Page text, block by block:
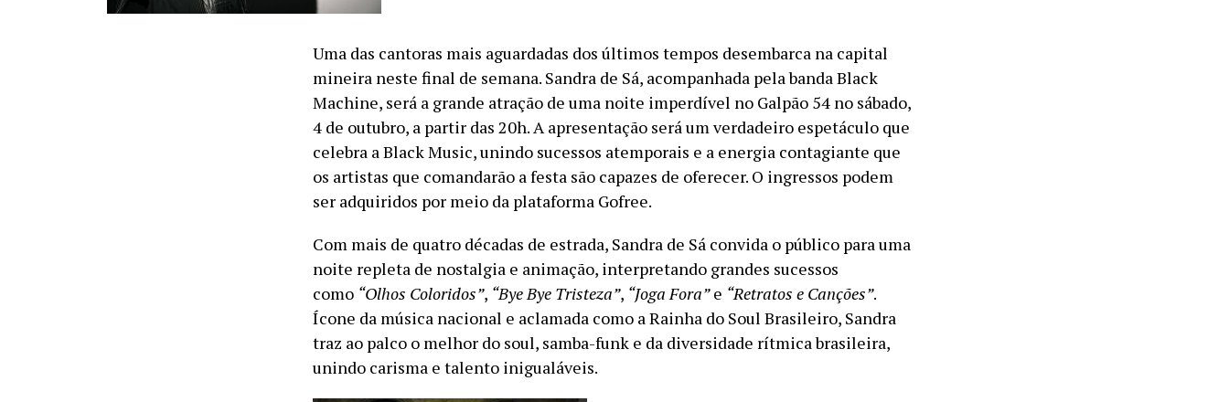
Uma das cantoras mais aguardadas dos últimos tempos desembarca na capital
mineira neste final de semana. Sandra de Sá, acompanhada pela banda Black
Machine, será a grande atração de uma noite imperdível no Galpão 54 no sábado,
4 de outubro, a partir das 20h. A apresentação será um verdadeiro espetáculo que
celebra a Black Music, unindo sucessos atemporais e a energia contagiante que
os artistas que comandarão a festa são capazes de oferecer. O ingressos podem
ser adquiridos por meio da plataforma Gofree.
Com mais de quatro décadas de estrada, Sandra de Sá convida o público para uma
noite repleta de nostalgia e animação, interpretando grandes sucessos
como “Olhos Coloridos”, “Bye Bye Tristeza”, “Joga Fora”e “Retratos e Canções”.
Ícone da música nacional e aclamada como a Rainha do Soul Brasileiro, Sandra
traz ao palco o melhor do soul, samba-funk e da diversidade rítmica brasileira,
unindo carisma e talento inigualáveis.